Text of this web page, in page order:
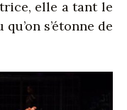
elle a tant le
s’étonne de